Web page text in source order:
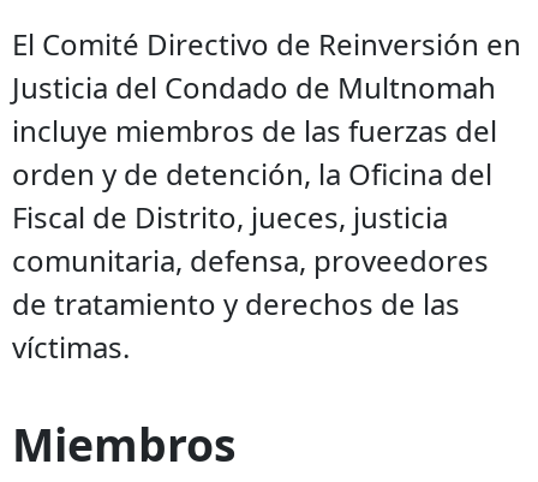
El Comité Directivo de Reinversión en
Justicia del Condado de Multnomah
incluye miembros de las fuerzas del
orden y de detención, la Oficina del
Fiscal de Distrito, jueces, justicia
comunitaria, defensa, proveedores
de tratamiento y derechos de las
víctimas.
Miembros